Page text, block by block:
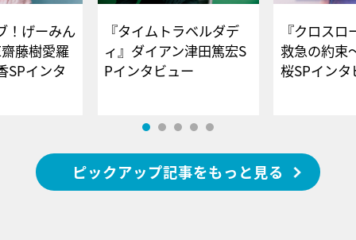
！げーみん
藤樹愛羅
SPインタ
『タイムトラベルダデ
ィ』ダイアン津田篤宏S
Pインタビュー
『クロス
救急の約束
桜SPイ
ピックアップ記事をもっと見る